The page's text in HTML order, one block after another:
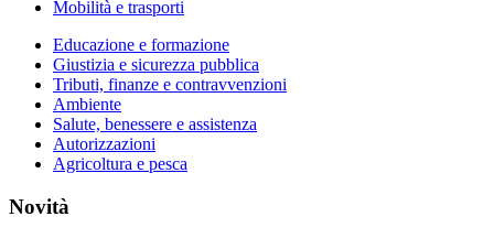
Mobilità e trasporti
Educazione e formazione
Giustizia e sicurezza pubblica
Tributi, finanze e contravvenzioni
Ambiente
Salute, benessere e assistenza
Autorizzazioni
Agricoltura e pesca
Novità